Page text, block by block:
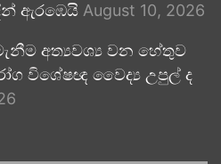
ඇරඹෙයි August 10, 2026
අත්‍යවශ්‍ය වන හේතුව
විශේෂඥ වෛද්‍ය උපුල් ද